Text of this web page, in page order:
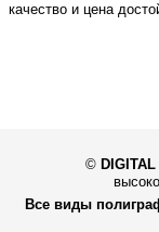
качество и цена
©
Все виды